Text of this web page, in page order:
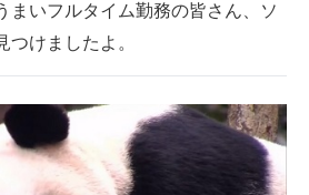
べる
まいフルタイム勤務の皆さん、ソ
つけましたよ。